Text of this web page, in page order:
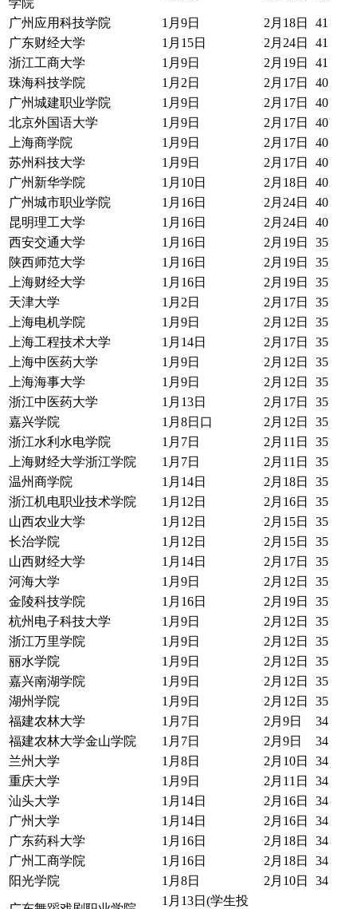
广州应用科技学院 1月9日 2月18日
41
广东财经大学
1月15日 2月24日
41
浙江工商大学
1月9日 2月19日
41
珠海科技学院
1月2日 2月17日
40
广州城建职业学院
1月9日 2月17日
40
北京外国语大学
1月9日 2月17日
40
上海商学院
1月9日 2月17日
40
苏州科技大学
1月9日 2月17日
40
广州新华学院
1月10日 2月18日
40
广州城市职业学院
1月16日 2月24日
40
昆明理工大学
1月16日 2月24日
40
西安交通大学
1月16日 2月19日
35
陕西师范大学
1月16日 2月19日
35
上海财经大学
1月16日 2月19日
35
天津大学
1月2日 2月17日
35
上海电机学院
1月9日 2月12日
35
上海工程技术大学
1月14日 2月17日
35
上海中医药大学
1月9日 2月12日
35
上海海事大学
1月9日 2月12日
35
浙江中医药大学
1月13日 2月17日
35
嘉兴学院
1月8日口 2月12日
35
浙江水利水电学院
1月7日 2月11日
35
上海财经大学浙江学院
1月7日 2月11日
35
温州商学院
1月14日 2月18日
35
浙江机电职业技术学院
1月12日 2月16日
35
山西农业大学
1月12日 2月15日
35
长治学院
1月12日 2月15日
35
山西财经大学
1月14日 2月17日
35
河海大学
1月9日 2月12日
35
金陵科技学院
1月16日 2月19日
35
杭州电子科技大学
1月9日 2月12日
35
浙江万里学院
1月9日 2月12日
35
丽水学院
1月9日 2月12日
35
嘉兴南湖学院
1月9日 2月12日
35
湖州学院
1月9日 2月12日
35
福建农林大学
1月7日 2月9日
34
福建农林大学金山学院
1月7日 2月9日
34
兰州大学
1月8日 2月10日
34
重庆大学
1月9日 2月11日
34
汕头大学
1月14日 2月16日
34
广州大学
1月14日 2月16日
34
广东药科大学
1月16日 2月18日
34
广州工商学院
1月16日 2月18日
34
阳光学院
1月8日 2月10日 34
1月13日(学生投